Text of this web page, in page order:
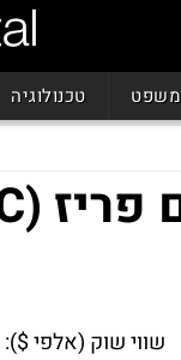
משפט טכנולוגיה
שווי שוק (אלפי $):